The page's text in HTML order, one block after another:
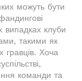
можуть бути
випадках клуби
такими як
гравців. Хоча
команди та